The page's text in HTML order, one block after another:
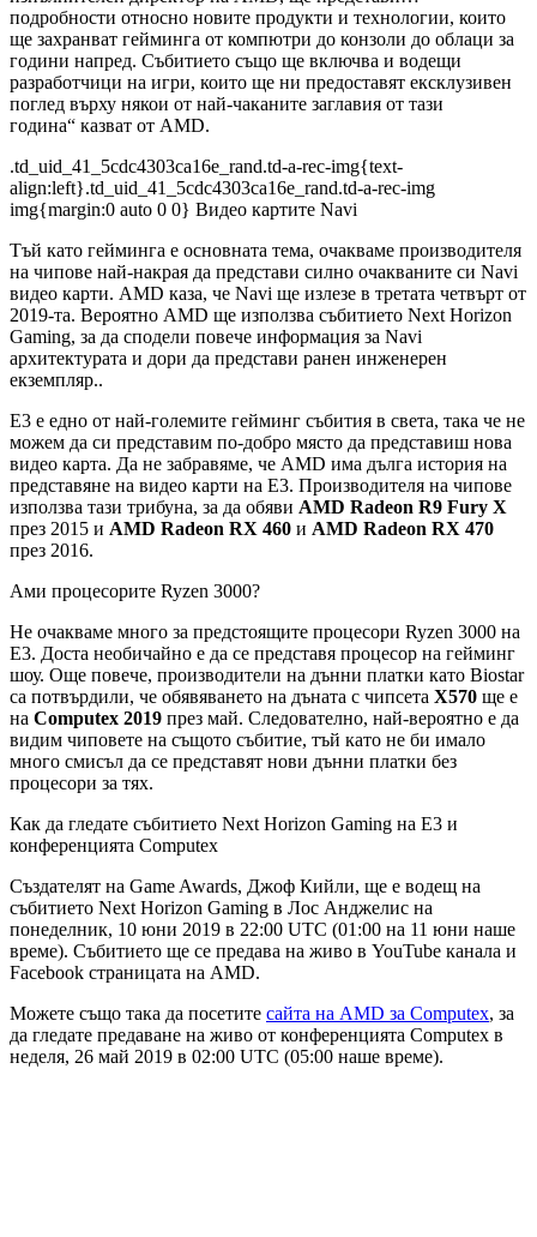
подробности относно новите продукти и технологии, които
ще захранват гейминга от компютри до конзоли до облаци за
години напред. Събитието също ще включва и водещи
разработчици на игри, които ще ни предоставят ексклузивен
поглед върху някои от най-чаканите заглавия от тази
година“ казват от AMD.
.td_uid_41_5cdc4303ca16e_rand.td-a-rec-img{text-
align:left}.td_uid_41_5cdc4303ca16e_rand.td-a-rec-img
img{margin:0 auto 0 0} Видео картите Navi
Тъй като гейминга е основната тема, очакваме производителя
на чипове най-накрая да представи силно очакваните си Navi
видео карти. AMD каза, че Navi ще излезе в третата четвърт от
2019-та. Вероятно AMD ще използва събитието Next Horizon
Gaming, за да сподели повече информация за Navi
архитектурата и дори да представи ранен инженерен
екземпляр..
E3 е едно от най-големите гейминг събития в света, така че не
можем да си представим по-добро място да представиш нова
видео карта. Да не забравяме, че AMD има дълга история на
представяне на видео карти на E3. Производителя на чипове
използва тази трибуна, за да обяви AMD Radeon R9 Fury X
през 2015 и AMD Radeon RX 460 и AMD Radeon RX 470
през 2016.
Ами процесорите Ryzen 3000?
Не очакваме много за предстоящите процесори Ryzen 3000 на
Е3. Доста необичайно е да се представя процесор на гейминг
шоу. Още повече, производители на дънни платки като Biostar
са потвърдили, че обявяването на дъната с чипсета Х570 ще е
на Computex 2019 през май. Следователно, най-вероятно е да
видим чиповете на същото събитие, тъй като не би имало
много смисъл да се представят нови дънни платки без
процесори за тях.
Как да гледате събитието Next Horizon Gaming на Е3 и
конференцията Computex
Създателят на Game Awards, Джоф Кийли, ще е водещ на
събитието Next Horizon Gaming в Лос Анджелис на
понеделник, 10 юни 2019 в 22:00 UTC (01:00 на 11 юни наше
време). Събитието ще се предава на живо в YouTube канала и
Facebook страницата на AMD.
Можете също така да посетите сайта на AMD за Computex, за
да гледате предаване на живо от конференцията Computex в
неделя, 26 май 2019 в 02:00 UTC (05:00 наше време).